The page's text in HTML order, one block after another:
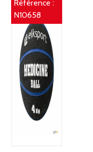
Référence :
N10658